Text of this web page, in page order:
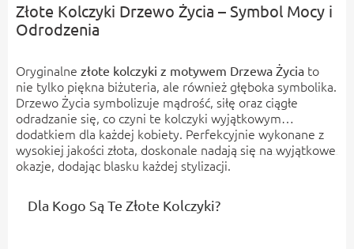
Złote Kolczyki Drzewo Życia – Symbol Mocy i
Odrodzenia
Oryginalne złote kolczyki z motywem Drzewa Życiato
nie tylko piękna biżuteria, ale również głęboka symbolika.
Drzewo Życia symbolizuje mądrość, siłę oraz ciągłe
odradzanie się, co czyni te kolczyki wyjątkowym
dodatkiem dla każdej kobiety. Perfekcyjnie wykonane z
wysokiej jakości złota, doskonale nadają się na wyjątkowe
okazje, dodając blasku każdej stylizacji.
Dla Kogo Są Te Złote Kolczyki?